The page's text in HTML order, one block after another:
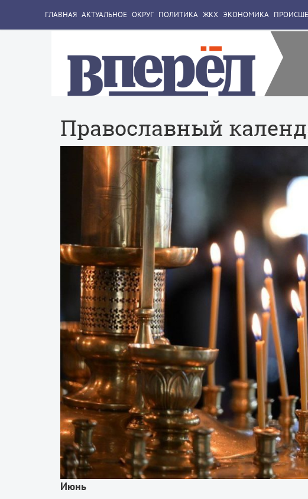
ГЛАВНАЯ АКТУАЛЬНОЕ ОКРУГ ПОЛИТИКА ЖКХ ЭКОНОМИКА
Православный
Июнь